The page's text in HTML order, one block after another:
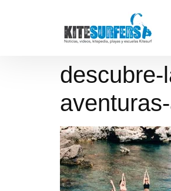
descubre-